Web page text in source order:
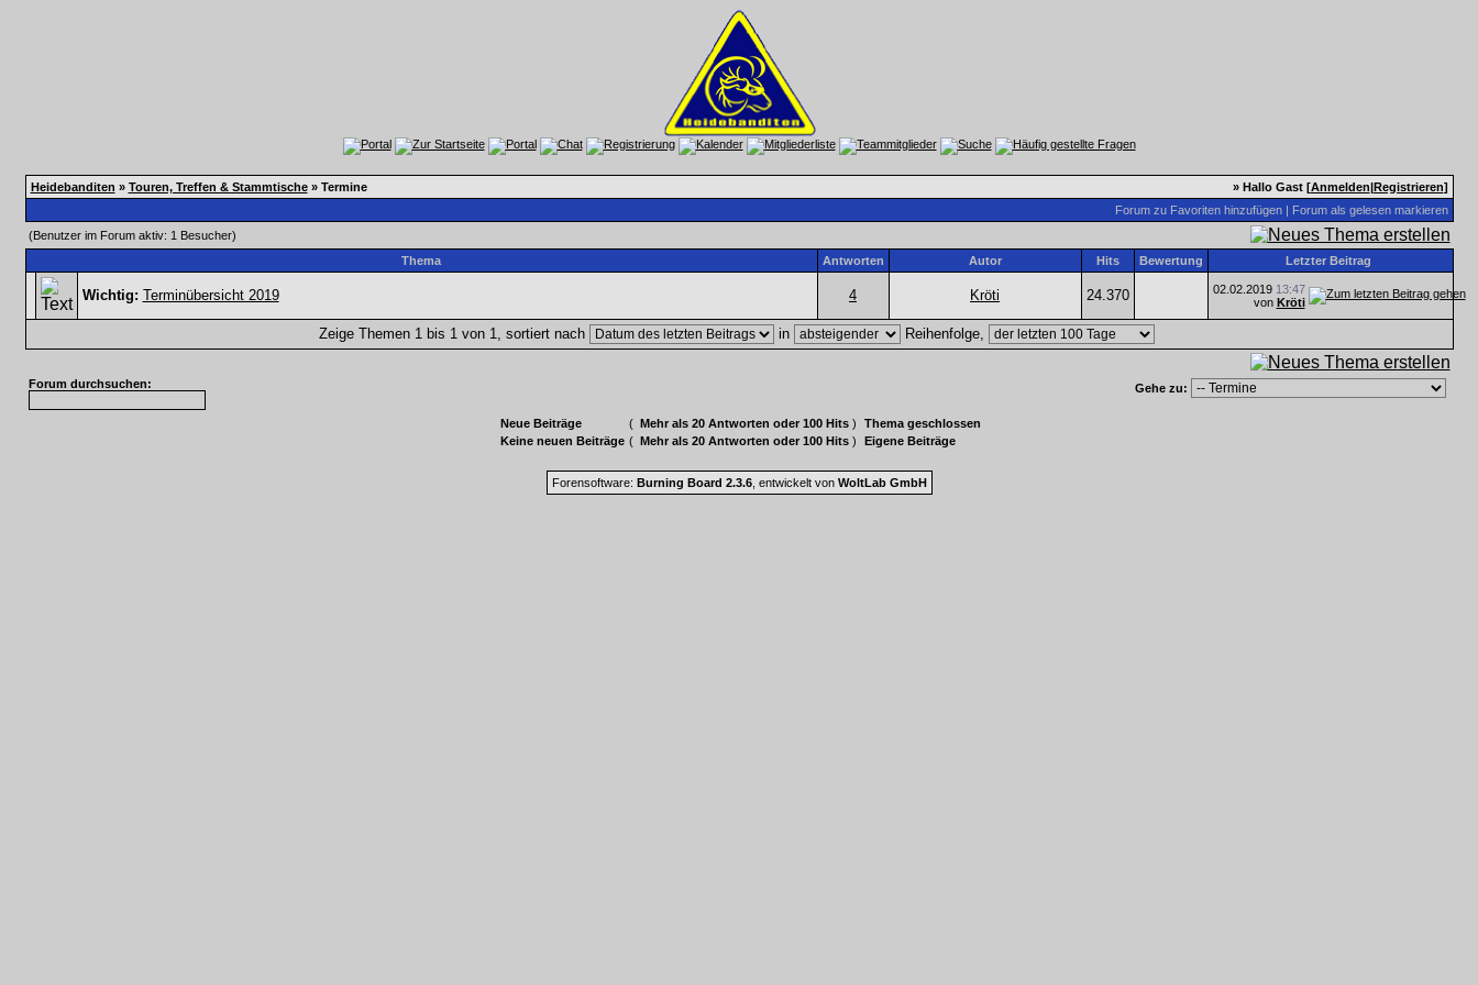
Heidebanditen » Touren, Treffen & Stammtische» Termine » Hallo Gast [Anmelden|Registrieren]
Forum zu Favoriten hinzufügen| Forum als gelesen markieren
(Benutzer im Forum aktiv: 1 Besucher)
Thema
Antworten Autor Hits Bewertung Letzter Beitrag
Wichtig: Terminübersicht 2019 4 Kröti 24.370 02.02.2019 13:47
von Kröti
Zeige Themen 1 bis 1 von 1, sortiert nach in Reihenfolge,
Forum durchsuchen: Gehe zu:
Neue Beiträge ( Mehr als 20 Antworten oder 100 Hits )
Thema geschlossen
Keine neuen Beiträge ( Mehr als 20 Antworten oder 100 Hits ) Eigene Beiträge
Forensoftware: Burning Board 2.3.6, entwickelt von WoltLab GmbH